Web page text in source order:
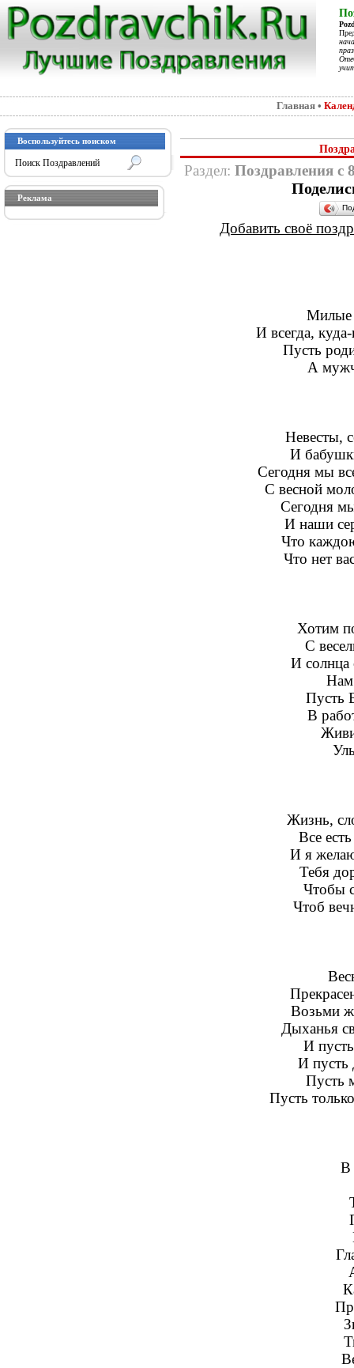
Главная •
Воспользуйтесь поиском
Реклама
Раздел: Поздравления с
Добавить своё
Милые
И всегда,
Пусть
А
Невесты,
И
Сегодня мы
С весной
Сегодня
И наши
Что
Что нет
Хотим
С
И солнца
Нам
Пусть
В
Жизнь,
Все
И я
Тебя
Чтобы
Чтоб
Возьми
Дыханья
И
И пусть
Пусть
Пусть
В